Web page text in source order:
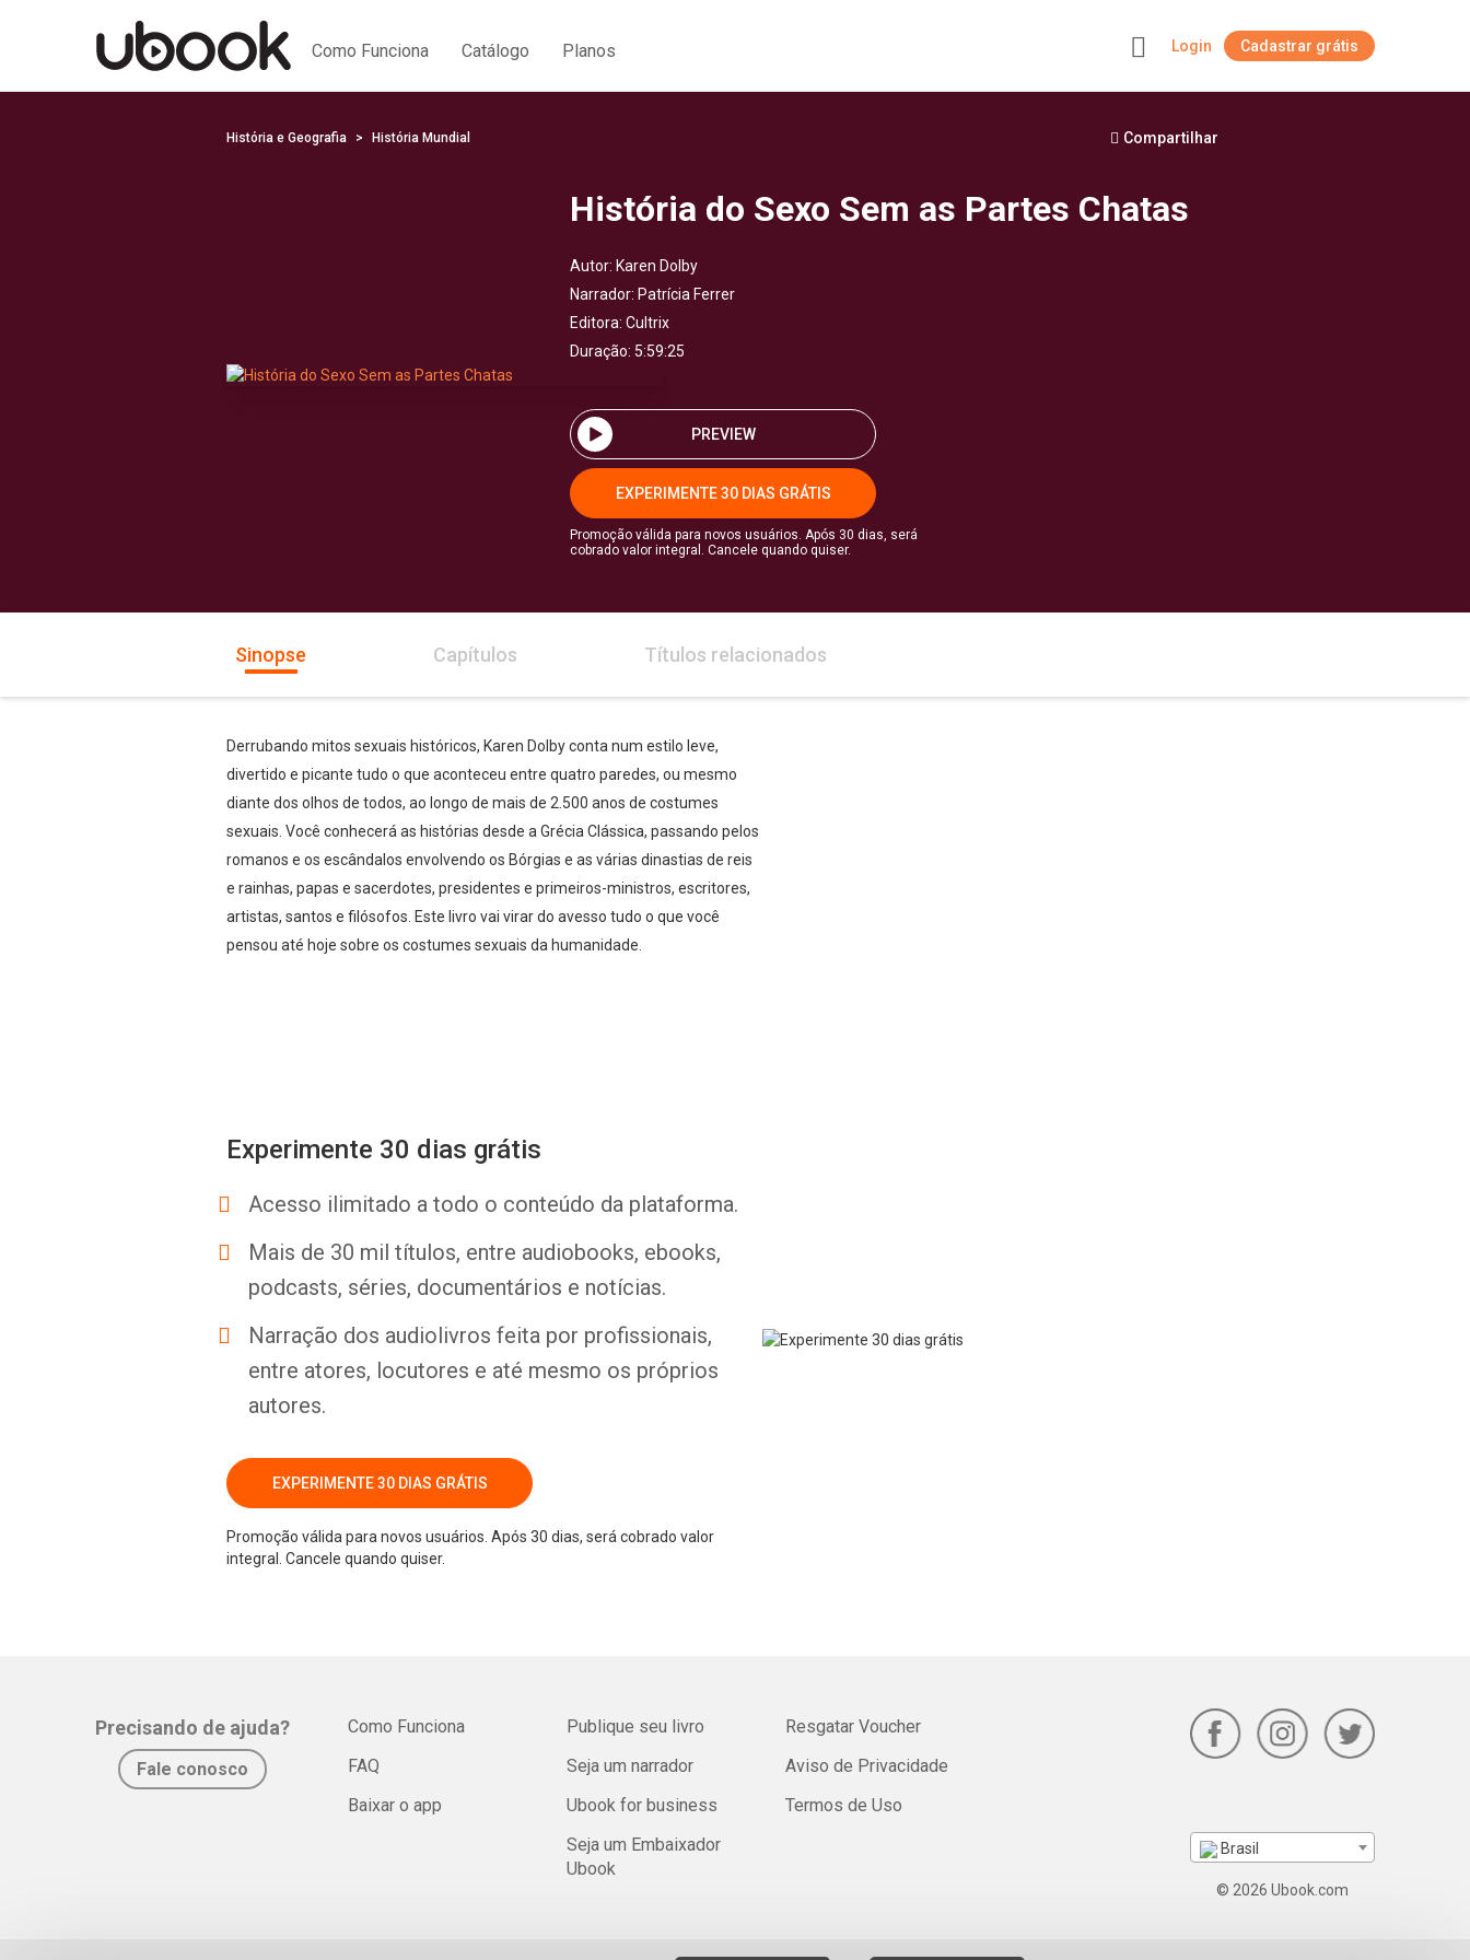
Como Funciona Catálogo Planos Login Cadastrar grátis
História e Geografia História Mundial Compartilhar
História do Sexo Sem as Partes Chatas
Autor: Karen Dolby
Narrador: Patrícia Ferrer
Editora: Cultrix
Duração: 5:59:25
PREVIEW
EXPERIMENTE 30 DIAS GRÁTIS
Promoção válida para novos usuários. Após 30 dias, será
cobrado valor integral. Cancele quando quiser.
Sinopse Capítulos Títulos relacionados
Derrubando mitos sexuais históricos, Karen Dolby conta num estilo leve,
divertido e picante tudo o que aconteceu entre quatro paredes, ou mesmo
diante dos olhos de todos, ao longo de mais de 2.500 anos de costumes
sexuais. Você conhecerá as histórias desde a Grécia Clássica, passando pelos
romanos e os escândalos envolvendo os Bórgias e as várias dinastias de reis
e rainhas, papas e sacerdotes, presidentes e primeiros-ministros, escritores,
artistas, santos e filósofos. Este livro vai virar do avesso tudo o que você
pensou até hoje sobre os costumes sexuais da humanidade.
Experimente 30 dias grátis
Acesso ilimitado a todo o conteúdo da plataforma.
Mais de 30 mil títulos, entre audiobooks, ebooks,
podcasts, séries, documentários e notícias.
Narração dos audiolivros feita por profissionais,
entre atores, locutores e até mesmo os próprios
autores.
EXPERIMENTE 30 DIAS GRÁTIS
Promoção válida para novos usuários. Após 30 dias, será cobrado valor
integral. Cancele quando quiser.
Precisando de ajuda?
Fale conosco
Como Funciona
FAQ
Baixar o app
Publique seu livro
Seja um narrador
Ubook for business
Seja um Embaixador
Ubook
Resgatar Voucher
Aviso de Privacidade
Termos de Uso
Brasil
© 2026 Ubook.com
Whatsapp Facebook